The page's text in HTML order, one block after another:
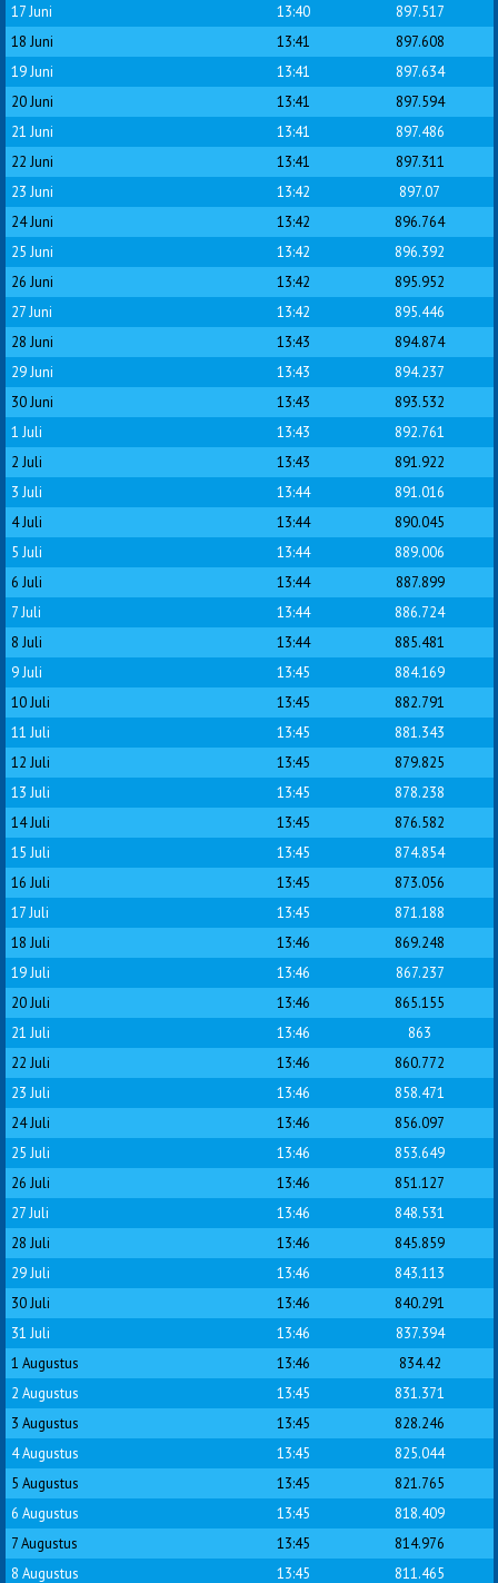
17 Juni 13:40
897.517
18 Juni
13:41
897.608
19 Juni
13:41
897.634
20 Juni
13:41
897.594
21 Juni
13:41
897.486
22 Juni
13:41
897.311
23 Juni
13:42
897.07
24 Juni
13:42
896.764
25 Juni
13:42
896.392
26 Juni
13:42
895.952
27 Juni
13:42
895.446
28 Juni
13:43
894.874
29 Juni
13:43
894.237
30 Juni
13:43
893.532
1 Juli
13:43
892.761
2 Juli
13:43
891.922
3 Juli
13:44
891.016
4 Juli
13:44
890.045
5 Juli
13:44
889.006
6 Juli
13:44
887.899
7 Juli
13:44
886.724
8 Juli
13:44
885.481
9 Juli
13:45
884.169
10 Juli
13:45
882.791
11 Juli
13:45
881.343
12 Juli
13:45
879.825
13 Juli
13:45
878.238
14 Juli
13:45
876.582
15 Juli
13:45
874.854
16 Juli
13:45
873.056
17 Juli
13:45
871.188
18 Juli
13:46
869.248
19 Juli
13:46
867.237
20 Juli
13:46
865.155
21 Juli
13:46
863
22 Juli
13:46
860.772
23 Juli
13:46
858.471
24 Juli
13:46
856.097
25 Juli
13:46
853.649
26 Juli
13:46
851.127
27 Juli
13:46
848.531
28 Juli
13:46
845.859
29 Juli
13:46
843.113
30 Juli
13:46
840.291
31 Juli
13:46
837.394
1 Augustus
13:46
834.42
2 Augustus
13:45
831.371
3 Augustus
13:45
828.246
4 Augustus
13:45
825.044
5 Augustus
13:45
821.765
6 Augustus
13:45
818.409
7 Augustus
13:45
814.976
8 Augustus
13:45
811.465